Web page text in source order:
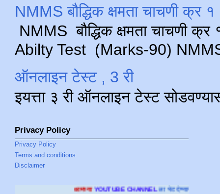
NMMS बौद्धिक क्षमता चाचणी क्र
NMMS बौद्धिक क्षमता चाचणी
Abilty Test (Marks-90) NMMS
ऑनलाइन टेस्ट , 3 री
इयत्ता ३ री ऑनलाइन टेस्ट
Privacy Policy
Privacy Policy
Terms and conditions
Disclaimer
YOUTUBE CHANNELला भेट देण्यासाठी क्लिक करा.